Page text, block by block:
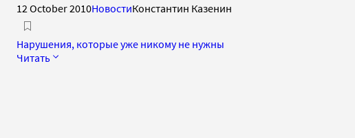
12 October 2010НовостиКонстантин Казенин
Нарушения, которые уже никому не нужны
Читать